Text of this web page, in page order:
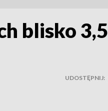
blisko 3,5
UDOSTĘPNIJ: